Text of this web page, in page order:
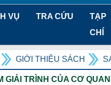
VỤ TRA CỨU
TẠP
CHÍ
GIỚI THIỆU SÁCH
GIẢI TRÌNH CỦA CƠ